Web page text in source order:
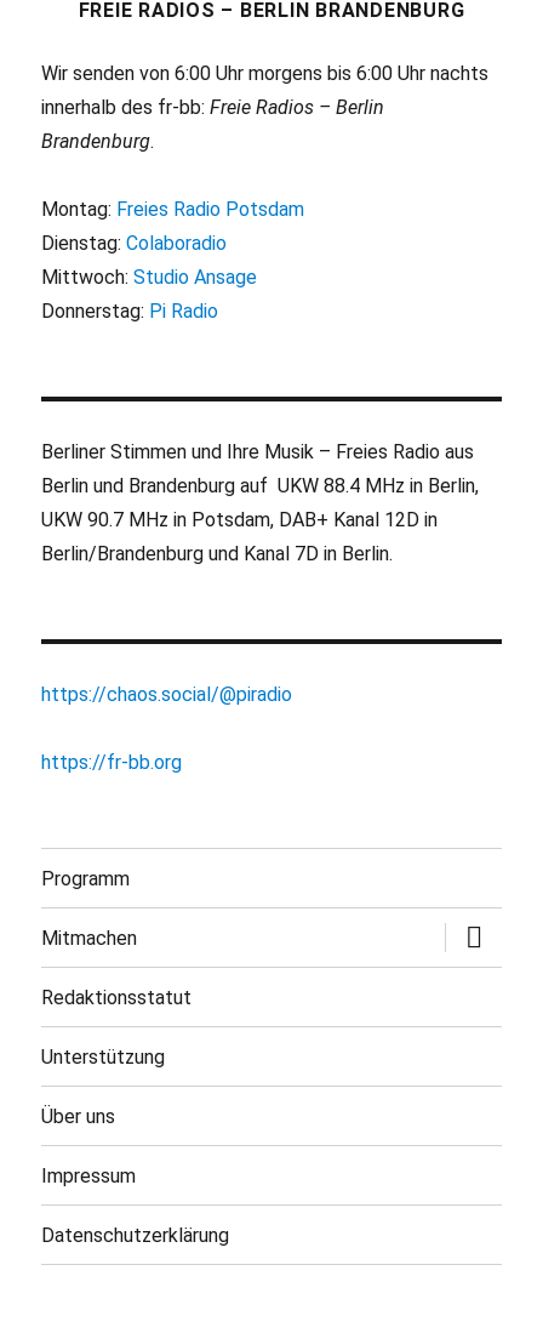
FREIE RADIOS – BERLIN BRANDENBURG
Wir senden von 6:00 Uhr morgens bis 6:00 Uhr nachts
innerhalb des fr-bb:Freie Radios – Berlin
Brandenburg.
Montag: Freies Radio Potsdam
Dienstag:Colaboradio
Mittwoch:Studio Ansage
Donnerstag: Pi Radio
Berliner Stimmen und Ihre Musik – Freies Radio aus
Berlin und Brandenburg auf UKW 88.4 MHz in Berlin,
UKW 90.7 MHz in Potsdam, DAB+ Kanal 12D in
Berlin/Brandenburg und Kanal 7D in Berlin.
https://chaos.social/@piradio
https://fr-bb.org
Programm
Mitmachen
öffnen
Redaktionsstatut
Unterstützung
Über uns
Impressum
Datenschutzerklärung